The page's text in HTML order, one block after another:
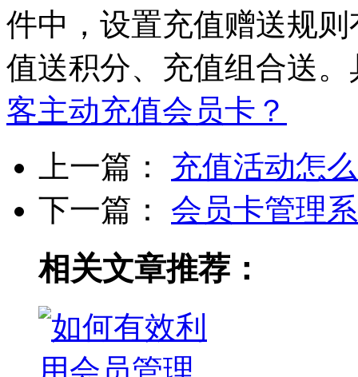
件中，设置充值赠送规
值送积分、充值组合送
客主动充值会员卡？
上一篇： 充值活动怎
下一篇： 会员卡管理
相关文章推荐：